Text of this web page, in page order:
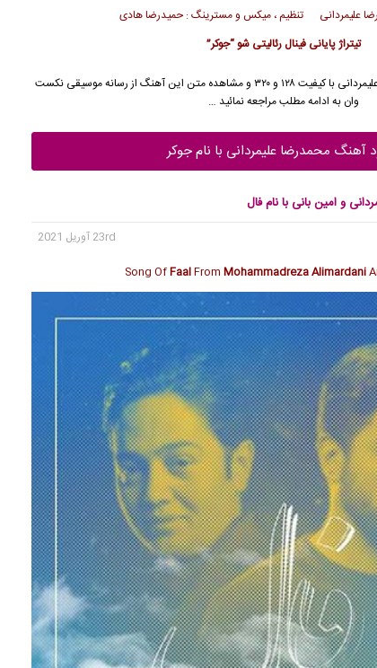
علیمردانی تنظیم ، میکس و مسترینگ : حمیدرضا هادی
تیتراژ پایانی فینال رئالیتی شو “جوکر”
با کیفیت ۱۲۸ و ۳۲۰ و مشاهده متن این آهنگ از رسانه موسیقی نکست
وان به ادامه مطلب مراجعه نمائید …
آهنگ محمدرضا علیمردانی با نام جوکر
و امین بانی با نام فال
23rd آوریل 2021
Song OfFaalFrom Mohammadreza Alimardani